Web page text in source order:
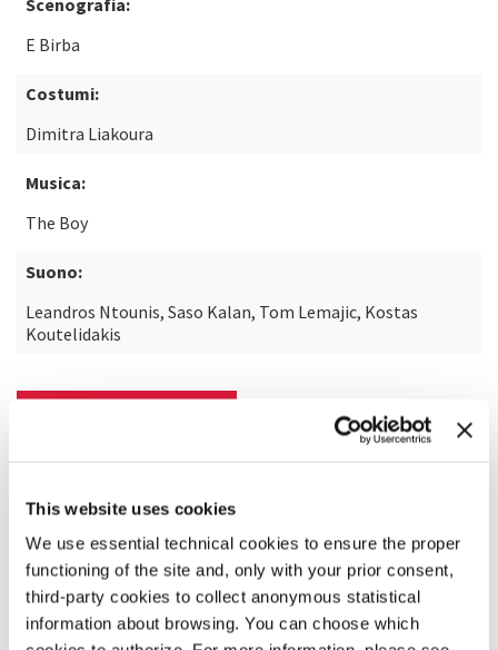
This website uses cookies
We use essential technical cookies to ensure the proper
functioning of the site and, only with your prior consent,
third-party cookies to collect anonymous statistical
information about browsing. You can choose which
Scenografia:
E Birba
Costumi:
Dimitra Liakoura
Musica:
The Boy
Suono:
Leandros Ntounis, Saso Kalan, Tom Lemajic, Kostas
Koutelidakis